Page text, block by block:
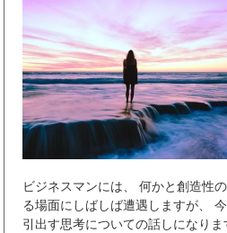
ビジネスマンには、 何かと創造性
る場面にしばしば遭遇しますが、
引出す思考についての話しになり